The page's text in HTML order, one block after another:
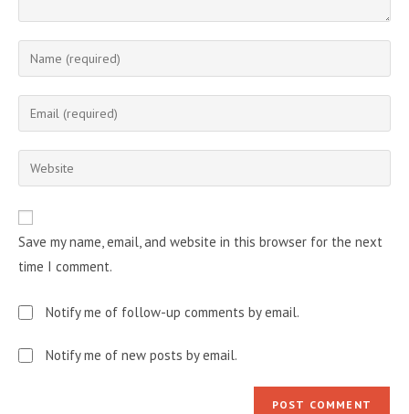
Enter
your
name
comment
Enter
your
email
address
Enter
your
URL
(optional)
Save my name, email, and website in this browser for the next
time I comment.
Notify me of follow-up comments by email.
Notify me of new posts by email.